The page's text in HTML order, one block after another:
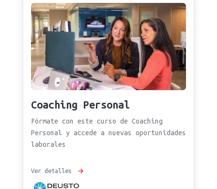
Coaching Personal
Fórmate con este curso de Coaching
Personal y accede a nuevas oportunidades
laborales
Ver detalles